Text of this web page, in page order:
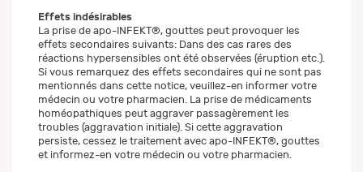
Effets indésirables
La prise de apo-INFEKT®, gouttes peut provoquer les
effets secondaires suivants: Dans des cas rares des
réactions hypersensibles ont été observées (éruption etc.).
Si vous remarquez des effets secondaires qui ne sont pas
mentionnés dans cette notice, veuillez-en informer votre
médecin ou votre pharmacien. La prise de médicaments
homéopathiques peut aggraver passagèrement les
troubles (aggravation initiale). Si cette aggravation
persiste, cessez le traitement avec apo-INFEKT®, gouttes
et informez-en votre médecin ou votre pharmacien.